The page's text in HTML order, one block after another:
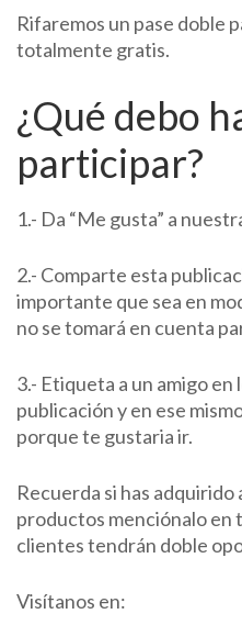
Museo
del
Rifaremos un pase doble
totalmente gratis.
¿Qué debo
participar?
1.- Da “Me gusta” a
2.- Comparte esta
importante que sea en
no se tomará en cuenta
3.- Etiqueta a un amigo
publicación y en ese
porque te gustaria ir.
Recuerda si has
productos menciónalo
clientes tendrán doble
Visítanos en: